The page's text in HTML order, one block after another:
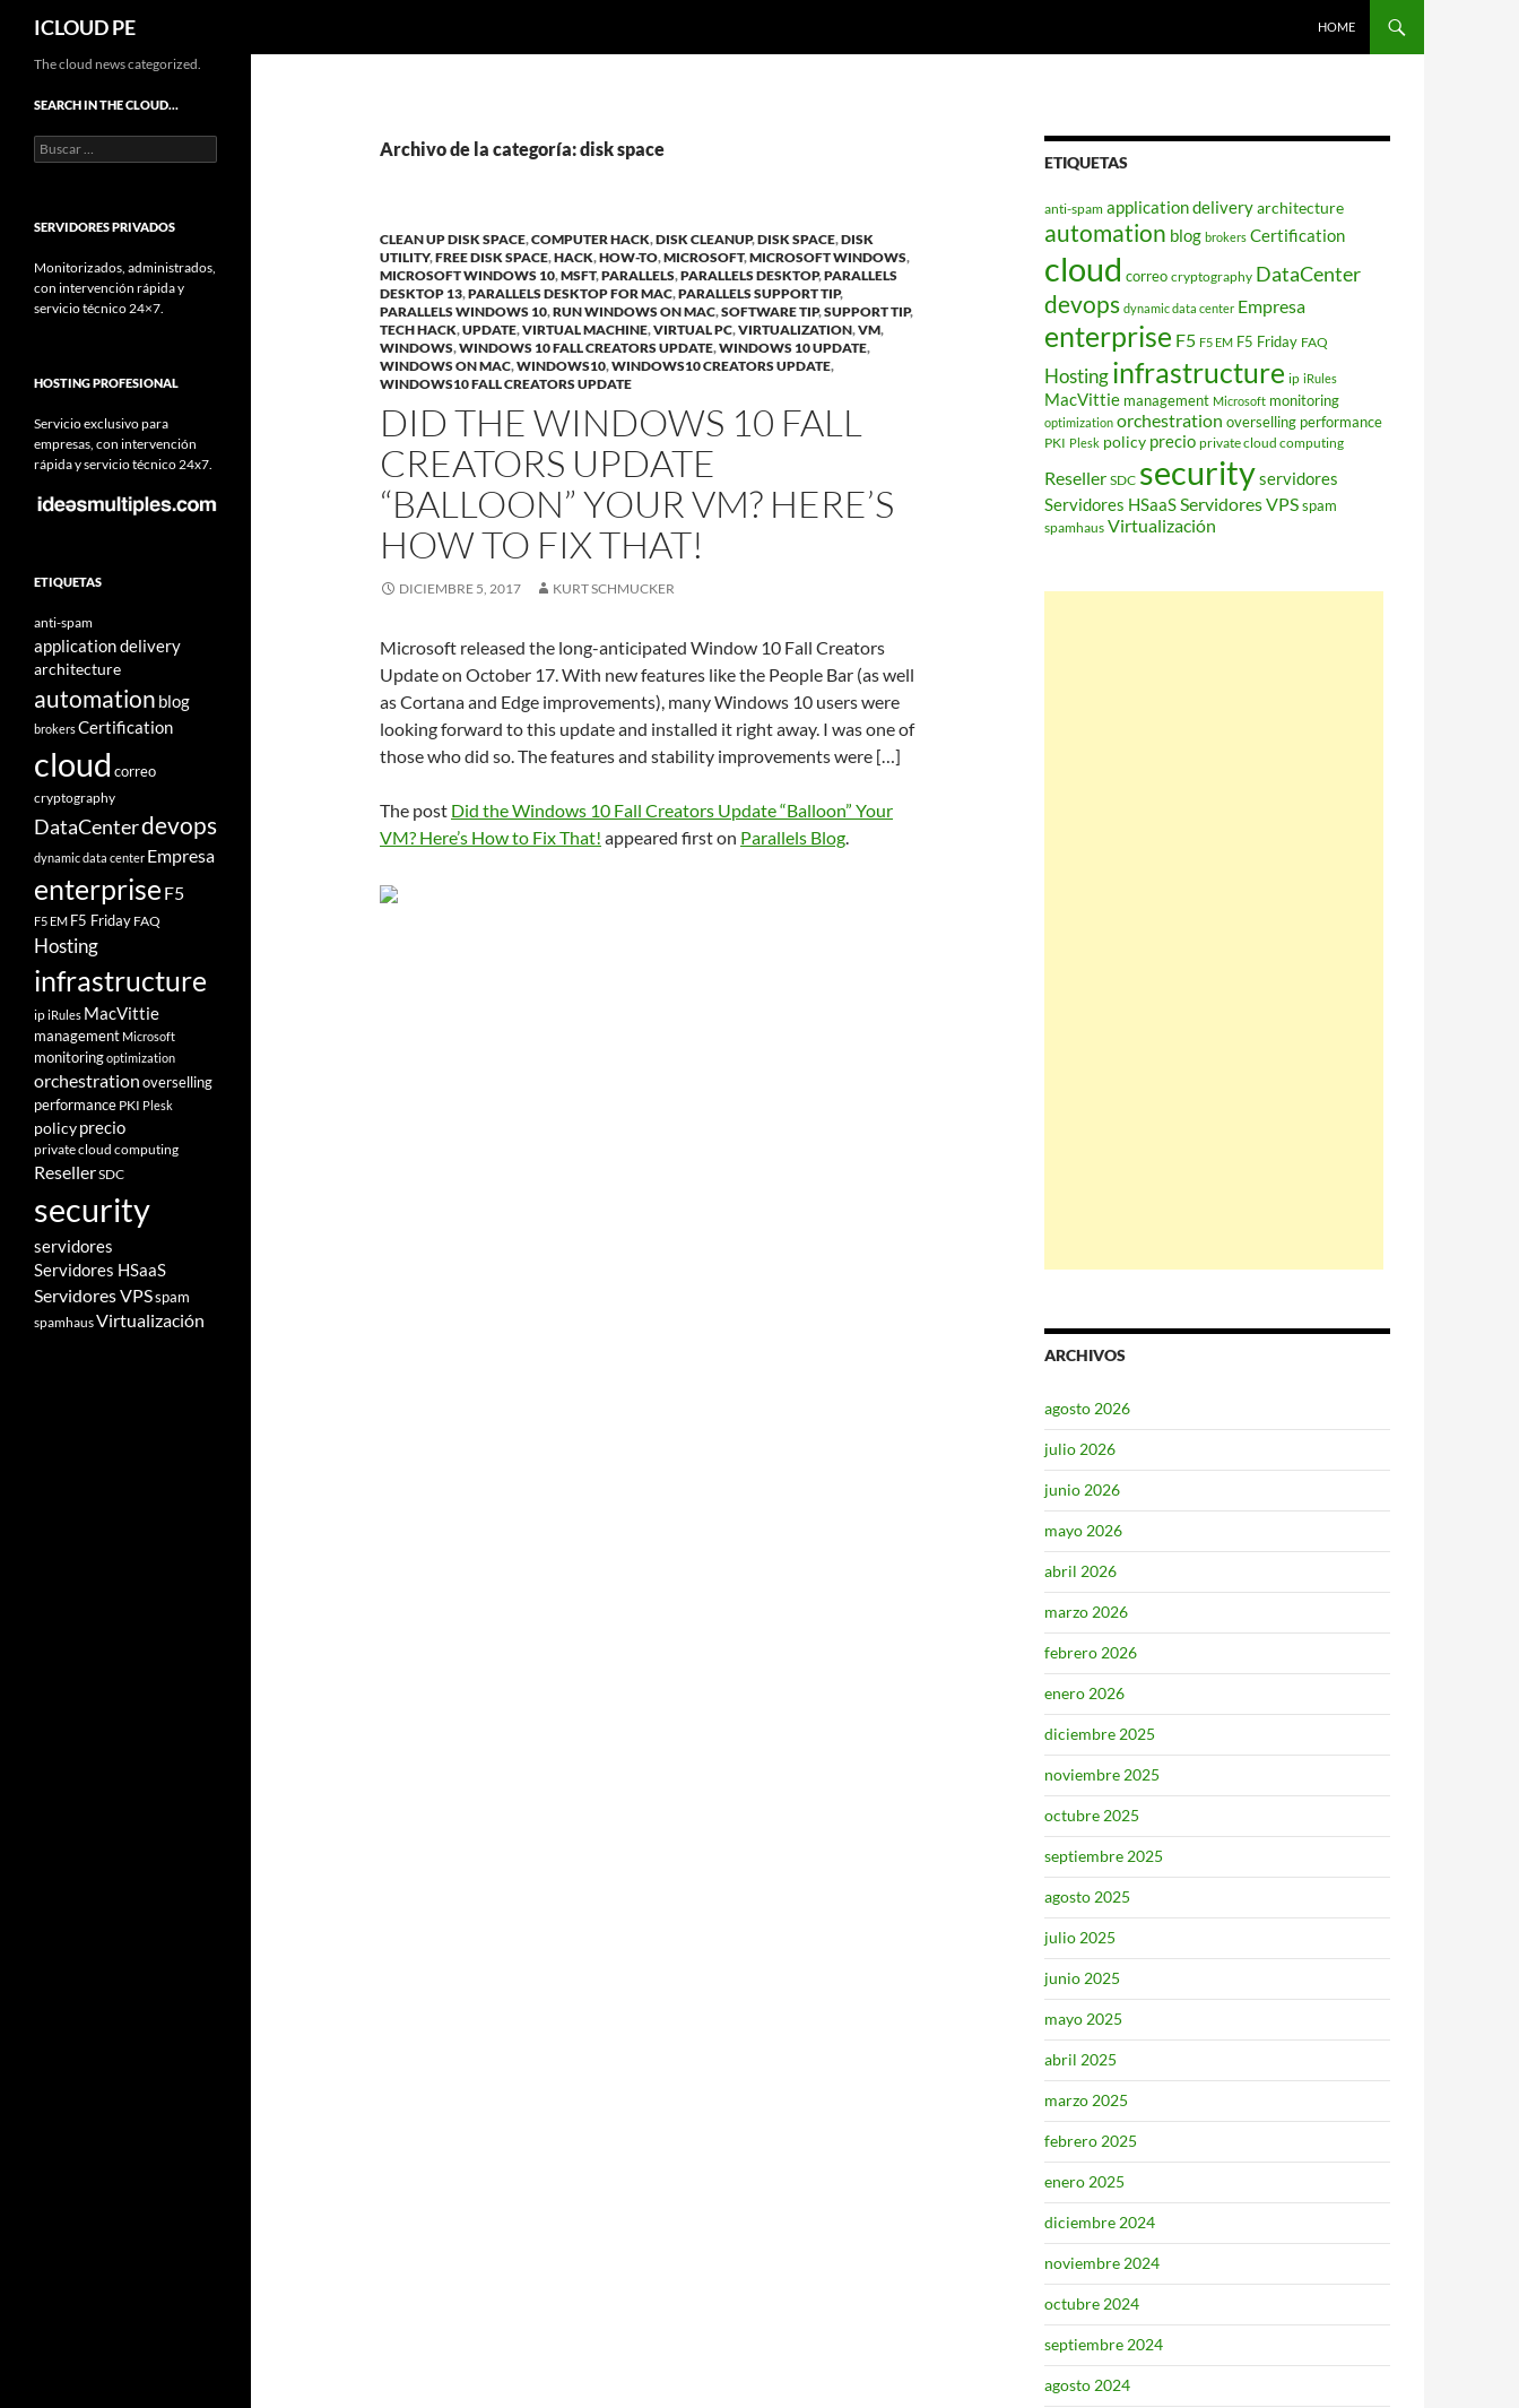
Saltar
contenido
ICLOUD PE HOME
Archivo de la categoría: disk space
CLEAN UP DISK SPACE,COMPUTER HACK,DISK CLEANUP,DISK SPACE,DISK
UTILITY,FREE DISK SPACE,HACK,HOW-TO,MICROSOFT,MICROSOFT WINDOWS,
MICROSOFT WINDOWS 10,MSFT,PARALLELS,PARALLELS DESKTOP,PARALLELS
DESKTOP 13,PARALLELS DESKTOP FOR MAC,PARALLELS SUPPORT TIP,
PARALLELS WINDOWS 10,RUN WINDOWS ON MAC,SOFTWARE TIP,SUPPORT TIP,
TECH HACK,UPDATE,VIRTUAL MACHINE,VIRTUAL PC,VIRTUALIZATION,VM,
WINDOWS,WINDOWS 10 FALL CREATORS UPDATE,WINDOWS 10 UPDATE,
WINDOWS ON MAC,WINDOWS10,WINDOWS10 CREATORS UPDATE,
WINDOWS10 FALL CREATORS UPDATE
DID THE WINDOWS 10 FALL
CREATORS UPDATE
“BALLOON” YOUR VM? HERE’S
HOW TO FIX THAT!
DICIEMBRE 5, 2017 KURT SCHMUCKER
Microsoft released the long-anticipated Window 10 Fall Creators
Update on October 17. With new features like the People Bar (as well
as Cortana and Edge improvements), many Windows 10 users were
looking forward to this update and installed it right away. I was one of
those who did so. The features and stability improvements were […]
The post Did the Windows 10 Fall Creators Update “Balloon” Your
VM? Here’s How to Fix That! appeared first on Parallels Blog.
ETIQUETAS
anti-spam application deliveryarchitecture
automation blog brokers Certification
cloud correo cryptography DataCenter
devops dynamic data center Empresa
enterprise F5 F5 EM F5 Friday FAQ
Hostinginfrastructure ip iRules
MacVittie management Microsoft monitoring
optimization orchestration overselling performance
PKI Plesk policy precio private cloud computing
Reseller SDC securityservidores
Servidores HSaaSServidores VPSspam
spamhaus Virtualización
ARCHIVOS
agosto 2026
julio 2026
junio 2026
mayo 2026
abril 2026
marzo 2026
febrero 2026
enero 2026
diciembre 2025
noviembre 2025
octubre 2025
septiembre 2025
agosto 2025
julio 2025
junio 2025
mayo 2025
abril 2025
marzo 2025
febrero 2025
enero 2025
diciembre 2024
noviembre 2024
octubre 2024
septiembre 2024
agosto 2024
The cloud news categorized.
SEARCH IN THE CLOUD…
Buscar:
SERVIDORES PRIVADOS
Monitorizados, administrados,
con intervención rápida y
servicio técnico 24×7.
HOSTING PROFESIONAL
Servicio exclusivo para
empresas, con intervención
rápida y servicio técnico 24x7.
ETIQUETAS
anti-spam
application delivery
architecture
automation blog
brokersCertification
cloud correo
cryptography
DataCenterdevops
dynamic data center Empresa
enterprise F5
F5 EM F5 Friday FAQ
Hosting
infrastructure
ipiRules MacVittie
management Microsoft
monitoringoptimization
orchestrationoverselling
performance PKI Plesk
policyprecio
private cloud computing
ResellerSDC
security
servidores
Servidores HSaaS
Servidores VPSspam
spamhausVirtualización